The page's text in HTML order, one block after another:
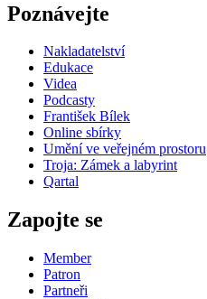
Poznávejte
Nakladatelství
Edukace
Videa
Podcasty
František Bílek
Online sbírky
Umění ve veřejném prostoru
Troja: Zámek a labyrint
Qartal
Zapojte se
Member
Patron
Partneři